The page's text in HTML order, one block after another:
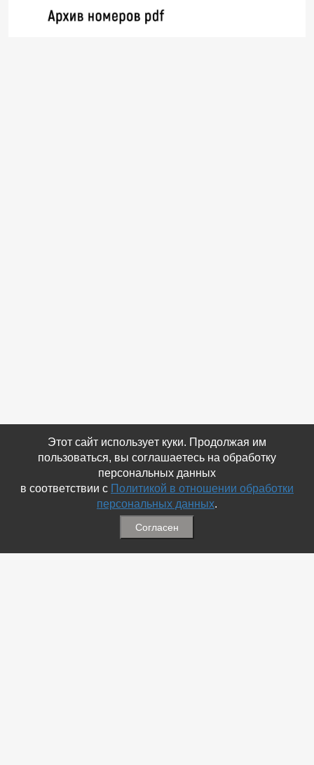
Этот сайт использует куки. Продолжая им
пользоваться, вы соглашаетесь на обработку
персональных данных
в соответствии с Политикой в отношении обработки
персональных данных.
Согласен